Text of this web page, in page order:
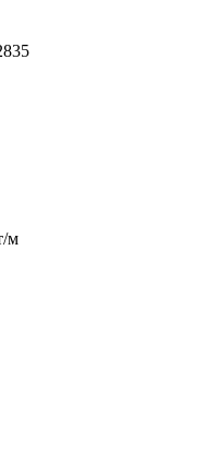
м